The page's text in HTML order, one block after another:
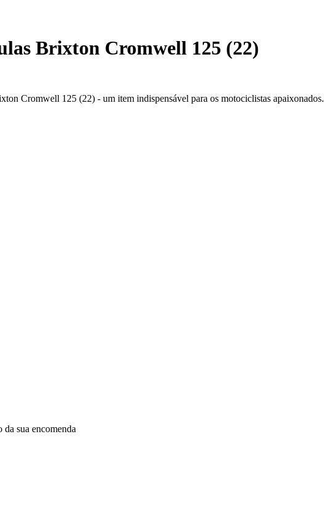
Brixton Cromwell 125 (22)
Cromwell 125 (22) - um item indispensável para os motociclistas apaixonados.
da sua encomenda